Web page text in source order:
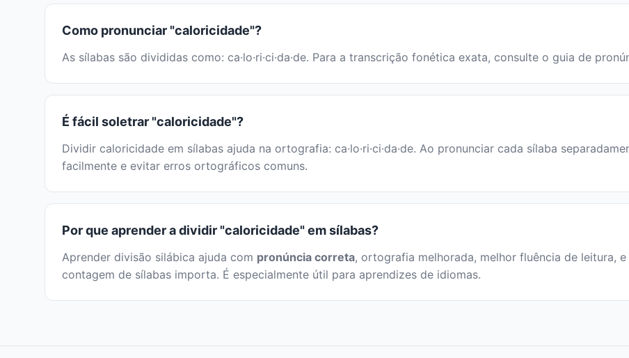
Como pronunciar "caloricidade"?
As sílabas são divididas como: ca·lo·ri·ci·da·de. Para a transcrição fonética exata, consulte o guia de
É fácil soletrar "caloricidade"?
Dividir caloricidade em sílabas ajuda na ortografia: ca·lo·ri·ci·da·de. Ao pronunciar cada sílaba
facilmente e evitar erros ortográficos comuns.
Por que aprender a dividir "caloricidade" em sílabas?
Aprender divisão silábica ajuda com pronúncia correta, ortografia melhorada, melhor fluência de leitura,
contagem de sílabas importa. É especialmente útil para aprendizes de idiomas.